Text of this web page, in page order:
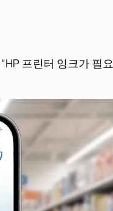
프린터 잉크가 필